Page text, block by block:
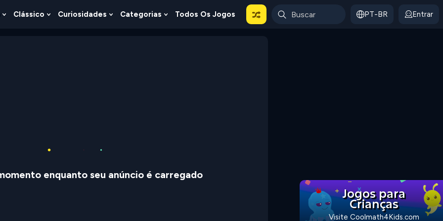
Show
Clássico Show
Curiosidades Show
Categorias Show
Todos Os Jogos PT-BR Entrar
enquanto seu anúncio é carregado
Jogos para
Crianças
Visite Coolmath4Kids.com